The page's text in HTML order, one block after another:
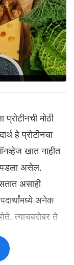
प्रोटीनची मोठी
हे प्रोटीनचा
खात नाहीत
पडला असेल.
असाही
अनेक
त्याचबरोबर ते